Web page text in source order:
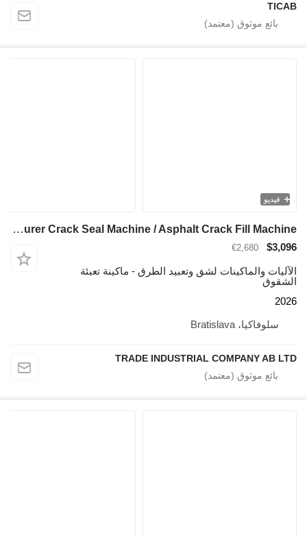
TICAB
فيديو
TICAB Manufacturer Crack Seal Machine / Asphalt Crack Fill Machine
$3,096
€2,680
الآليات والماكينات لشق وتعبيد الطرق - ماكينة تعبئة
الشقوق
2026
سلوفاكيا، Bratislava
TRADE INDUSTRIAL COMPANY AB LTD